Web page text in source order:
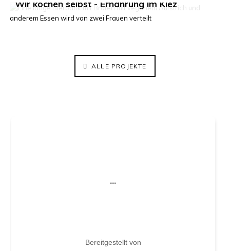
Wir kochen selbst - Ernährung im Kiez
ElisaBeet - Solidarischer Lehrgarten
ALLE PROJEKTE